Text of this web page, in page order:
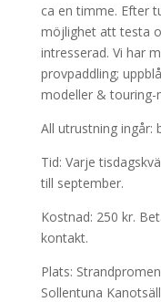
ca en timme. Efter
möjlighet att testa
intresserad. Vi har
provpaddling;
modeller & touring-
All utrustning ingår:
Tid: Varje
till september.
Kostnad: 250 kr.
kontakt.
Plats:
Sollentuna